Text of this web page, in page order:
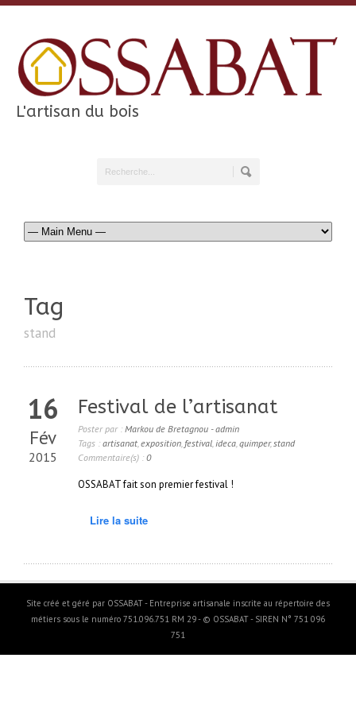
L'artisan du bois
Tag
stand
16
Fév
2015
Festival de l’artisanat
Poster par : Markou de Bretagnou - admin
Tags : artisanat exposition festival ideca quimper, stand
Commentaire(s) : 0
OSSABAT fait son premier festival !
Lire la suite
Site créé et géré par OSSABAT - Entreprise artisanale inscrite au répertoire des
métiers sous le numéro 751.096.751 RM 29 - © OSSABAT - SIREN N° 751 096
751